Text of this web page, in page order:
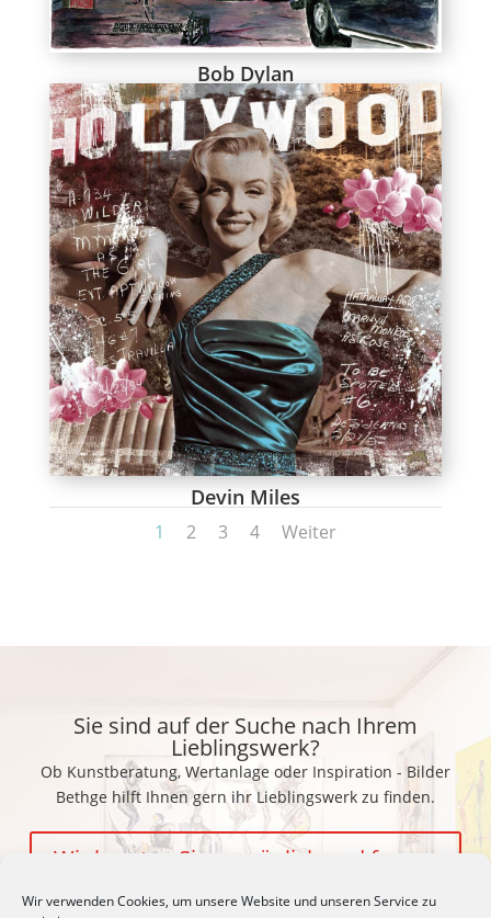
Wir verwenden Cookies, um unsere Website und unseren Service zu
Bob Dylan
Devin Miles
1 2 3 4 Weiter
Sie sind auf der Suche nach Ihrem
Lieblingswerk?
Ob Kunstberatung, Wertanlage oder Inspiration - Bilder
Bethge hilft Ihnen gern ihr Lieblingswerk zu finden.
Wir beraten Sie persönlich und freuen
uns auf Ihre Fragen!